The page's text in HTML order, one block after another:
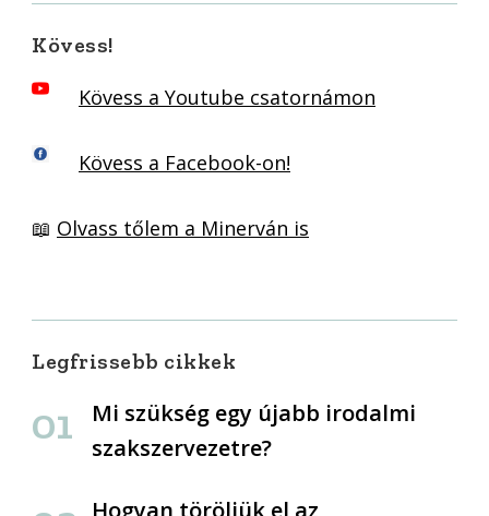
Kövess!
Kövess a Youtube csatornámon
Kövess a Facebook-on!
📖 Olvass tőlem a Minerván is
Legfrissebb cikkek
Mi szükség egy újabb irodalmi
szakszervezetre?
Hogyan töröljük el az